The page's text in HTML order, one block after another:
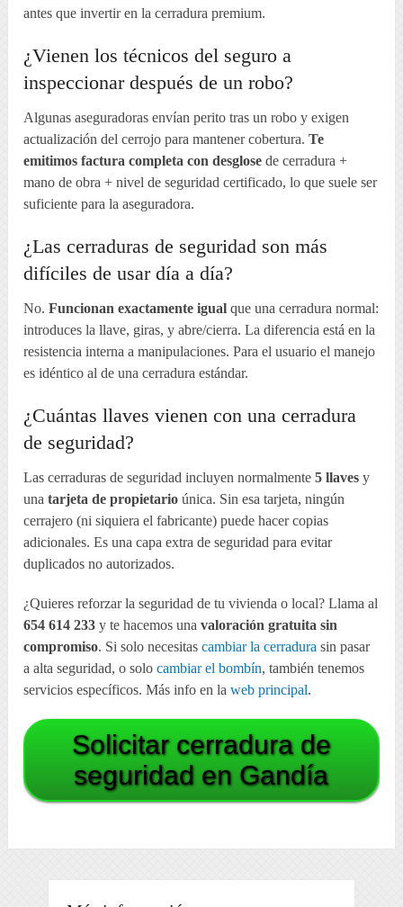
antes que invertir en la cerradura premium.
¿Vienen los técnicos del seguro a
inspeccionar después de un robo?
Algunas aseguradoras envían perito tras un robo y exigen
actualización del cerrojo para mantener cobertura.Te
emitimos factura completa con desglose de cerradura +
mano de obra + nivel de seguridad certificado, lo que suele ser
suficiente para la aseguradora.
¿Las cerraduras de seguridad son más
difíciles de usar día a día?
No.Funcionan exactamente igual que una cerradura normal:
introduces la llave, giras, y abre/cierra. La diferencia está en la
resistencia interna a manipulaciones. Para el usuario el manejo
es idéntico al de una cerradura estándar.
¿Cuántas llaves vienen con una cerradura
de seguridad?
Las cerraduras de seguridad incluyen normalmente5 llaves y
unatarjeta de propietario única. Sin esa tarjeta, ningún
cerrajero (ni siquiera el fabricante) puede hacer copias
adicionales. Es una capa extra de seguridad para evitar
duplicados no autorizados.
¿Quieres reforzar la seguridad de tu vivienda o local? Llama al
654 614 233 y te hacemos unavaloración gratuita sin
compromiso. Si solo necesitascambiar la cerradura sin pasar
a alta seguridad, o solocambiar el bombín, también tenemos
servicios específicos. Más info en laweb principal.
Solicitar cerradura de
seguridad en Gandía